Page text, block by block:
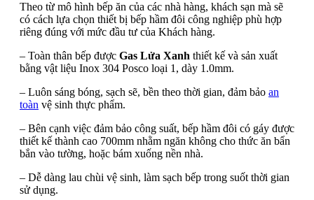
Theo từ mô hình bếp ăn của các nhà hàng, khách sạn mà sẽ
có cách lựa chọn thiết bị bếp hầm đôi công nghiệp phù hợp
riêng đúng với mức đầu tư của Khách hàng.
– Toàn thân bếp được Gas Lửa Xanh thiết kế và sản xuất
bằng vật liệu Inox 304 Posco loại 1, dày 1.0mm.
– Luôn sáng bóng, sạch sẽ, bền theo thời gian, đảm bảo an
toàn vệ sinh thực phẩm.
– Bên cạnh việc đảm bảo công suất, bếp hầm đôi có gáy được
thiết kế thành cao 700mm nhằm ngăn không cho thức ăn bẩn
bắn vào tường, hoặc bám xuống nền nhà.
– Dễ dàng lau chùi vệ sinh, làm sạch bếp trong suốt thời gian
sử dụng.